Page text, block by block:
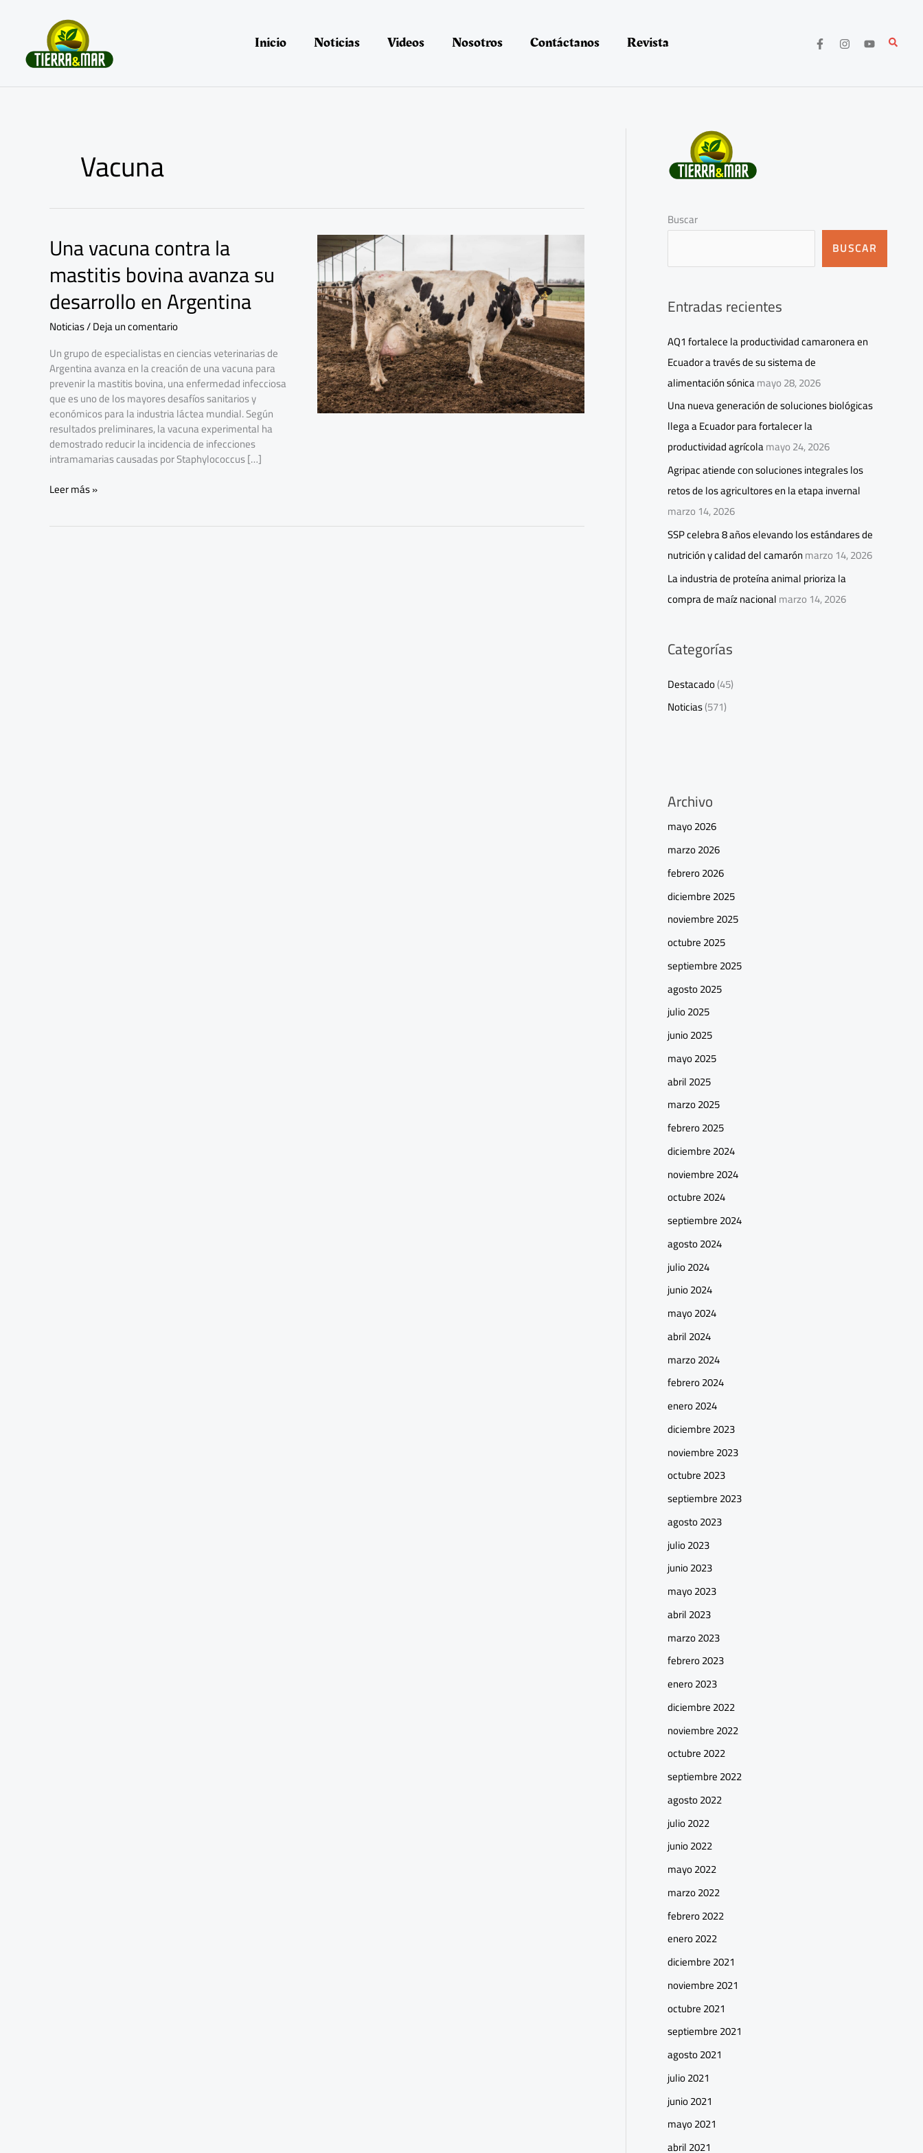
Inicio Noticias Videos Nosotros Contáctanos Revista Buscar
Vacuna
Una vacuna contra la
mastitis bovina avanza su
desarrollo en Argentina
Noticias/Deja un comentario
Un grupo de especialistas en ciencias veterinarias de
Argentina avanza en la creación de una vacuna para
prevenir la mastitis bovina, una enfermedad infecciosa
que es uno de los mayores desafíos sanitarios y
económicos para la industria láctea mundial. Según
resultados preliminares, la vacuna experimental ha
demostrado reducir la incidencia de infecciones
intramamarias causadas por Staphylococcus […]
Una
vacuna
contra
la
mastitis
bovina
avanza
su
desarrollo
en
Argentina
Leer más »
Buscar
BUSCAR
Entradas recientes
AQ1 fortalece la productividad camaronera en
Ecuador a través de su sistema de
alimentación sónicamayo 28, 2026
Una nueva generación de soluciones biológicas
llega a Ecuador para fortalecer la
productividad agrícolamayo 24, 2026
Agripac atiende con soluciones integrales los
retos de los agricultores en la etapa invernal
marzo 14, 2026
SSP celebra 8 años elevando los estándares de
nutrición y calidad del camarónmarzo 14, 2026
La industria de proteína animal prioriza la
compra de maíz nacionalmarzo 14, 2026
Categorías
Destacado(45)
Noticias(571)
Archivo
mayo 2026
marzo 2026
febrero 2026
diciembre 2025
noviembre 2025
octubre 2025
septiembre 2025
agosto 2025
julio 2025
junio 2025
mayo 2025
abril 2025
marzo 2025
febrero 2025
diciembre 2024
noviembre 2024
octubre 2024
septiembre 2024
agosto 2024
julio 2024
junio 2024
mayo 2024
abril 2024
marzo 2024
febrero 2024
enero 2024
diciembre 2023
noviembre 2023
octubre 2023
septiembre 2023
agosto 2023
julio 2023
junio 2023
mayo 2023
abril 2023
marzo 2023
febrero 2023
enero 2023
diciembre 2022
noviembre 2022
octubre 2022
septiembre 2022
agosto 2022
julio 2022
junio 2022
mayo 2022
marzo 2022
febrero 2022
enero 2022
diciembre 2021
noviembre 2021
octubre 2021
septiembre 2021
agosto 2021
julio 2021
junio 2021
mayo 2021
abril 2021